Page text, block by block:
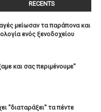
RECENTS
μείωσαν τα παράπονα και
ενός ξενοδοχείου
και σας περιμένουμε"
''διαταράξει'' τα πέντε